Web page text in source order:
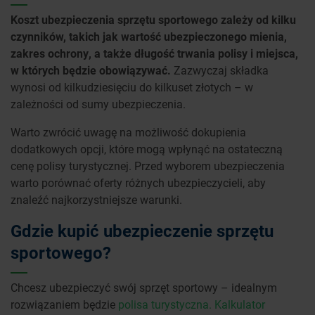
Koszt ubezpieczenia sprzętu sportowego zależy od kilku
czynników, takich jak wartość ubezpieczonego mienia,
zakres ochrony, a także długość trwania polisy i miejsca,
w których będzie obowiązywać. Zazwyczaj składka
wynosi od kilkudziesięciu do kilkuset złotych – w
zależności od sumy ubezpieczenia.
Warto zwrócić uwagę na możliwość dokupienia
dodatkowych opcji, które mogą wpłynąć na ostateczną
cenę polisy turystycznej. Przed wyborem ubezpieczenia
warto porównać oferty różnych ubezpieczycieli, aby
znaleźć najkorzystniejsze warunki.
Gdzie kupić ubezpieczenie sprzętu
sportowego?
Chcesz ubezpieczyć swój sprzęt sportowy – idealnym
rozwiązaniem będzie polisa turystyczna. Kalkulator